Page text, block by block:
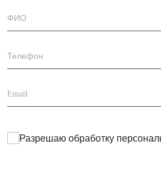
Разрешаю обработку